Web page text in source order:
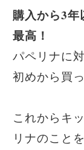
購入から3
最高！
パペリナに
初めから買
これからキ
リナのこと